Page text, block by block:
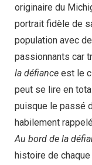
originaire du
portrait fidèle de
population avec
passionnants car
la défiance est le
peut se lire en
puisque le passé
habilement
Au bord de la
histoire de